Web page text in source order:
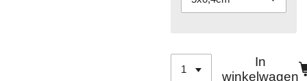
In
winkelwagen